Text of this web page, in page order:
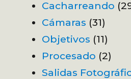
Cacharreando
Cámaras (31)
Objetivos (11)
Procesado (2)
Salidas